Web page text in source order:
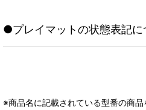
●プレイマットの状態表記に
※商品名に記載されている型番の商